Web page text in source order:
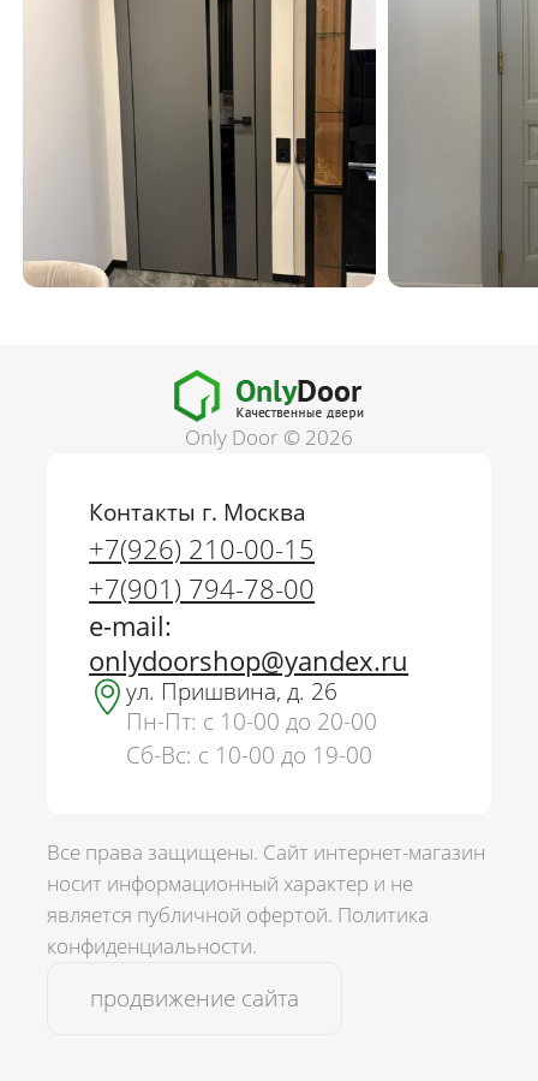
г. Москва
+7(926) 210-00-15
+7(901) 794-78-00
Only Door © 2026
Контакты г. Москва
+7(926) 210-00-15
+7(901) 794-78-00
e-mail:
onlydoorshop@yandex.ru
ул. Пришвина, д. 26
Пн-Пт: с 10-00 до 20-00
Сб-Вс: с 10-00 до 19-00
Все права защищены. Сайт интернет-магазин
носит информационный характер и не
является публичной офертой. Политика
конфиденциальности.
продвижение сайта